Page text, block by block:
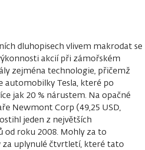
dluhopisech vlivem makrodat se
akcií při zámořském
zejména technologie, přičemž
automobilky Tesla, které po
jak 20 % nárustem. Na opačné
Newmont Corp (49,25 USD,
jeden z největších
od roku 2008. Mohly za to
za uplynulé čtvrtletí, které tato